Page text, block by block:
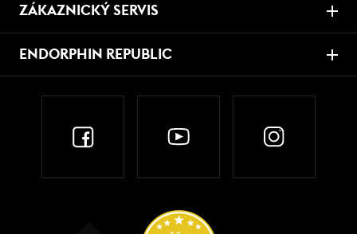
ZÁKAZNICKÝ SERVIS
ENDORPHIN REPUBLIC